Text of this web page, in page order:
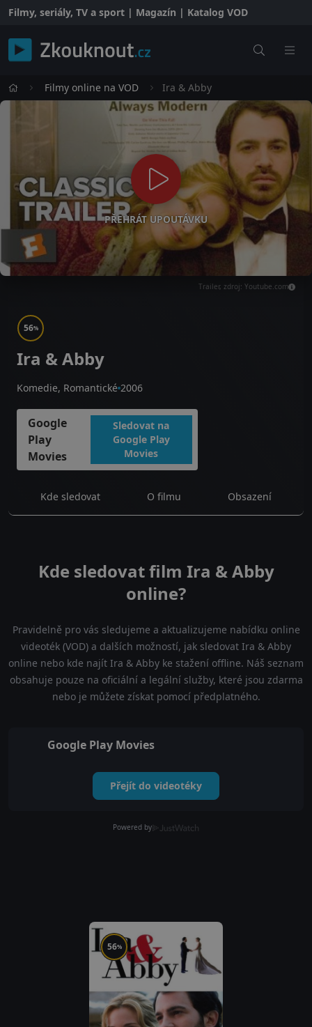
Filmy, seriály, TV a sport | Magazín | Katalog VOD
Filmy online na VOD Ira & Abby
PŘEHRÁT UPOUTÁVKU
Trailer, zdroj: Youtube.com
56%
Ira & Abby
Komedie, Romantické 2006
Google
Play
Movies
Sledovat na
Google Play
Movies
Kde sledovat O filmu Obsazení
Kde sledovat film Ira & Abby
online?
Pravidelně pro vás sledujeme a aktualizujeme nabídku online
videoték (VOD) a dalších možností, jak sledovat Ira & Abby
online nebo kde najít Ira & Abby ke stažení offline. Náš seznam
obsahuje pouze na oficiální a legální služby, které jsou zdarma
nebo je můžete získat pomocí předplatného.
Google Play Movies
Přejít do videotéky
Powered by
56%